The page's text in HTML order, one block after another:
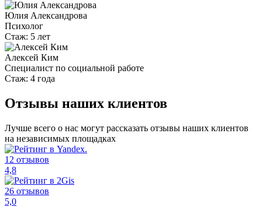
Юлия Александрова
Психолог
Стаж: 5 лет
Алексей Ким
Специалист по социальной работе
Стаж: 4 года
Отзывы наших клиентов
Лучше всего о нас могут рассказать отзывы наших клиентов
на независимых площадках
12 отзывов
4,8
26 отзывов
5,0